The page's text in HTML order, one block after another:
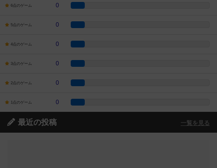
6点のゲーム 0
5点のゲーム 0
4点のゲーム 0
3点のゲーム 0
2点のゲーム 0
1点のゲーム 0
最近の投稿 一覧を見る